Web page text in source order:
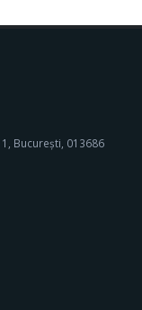
București, 013686